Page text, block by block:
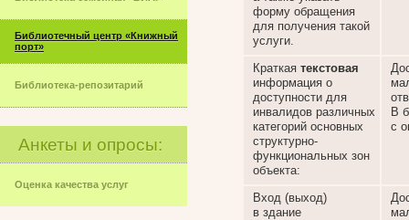
Библиотечный центр «Книжный
порт»
Библиотека-репозитарий
Анкеты и опросы:
Оценка качества услуг
форму обращения
для получения такой
услуги.
Краткая текстовая
информация о
доступности для
инвалидов различных
категорий основных
структурно-
функциональных зон
объекта:
В
с
Вход (выход)
в здание